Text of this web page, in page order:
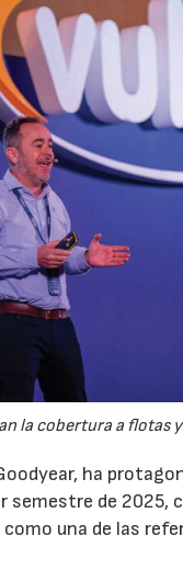
la cobertura a
ha
de
una de las